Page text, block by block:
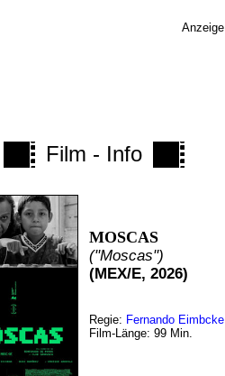
Film - Info
MOSCAS
("Moscas")
(MEX/E, 2026)
Regie: Fernando Eimbcke
Film-Länge: 99 Min.
Anzeige